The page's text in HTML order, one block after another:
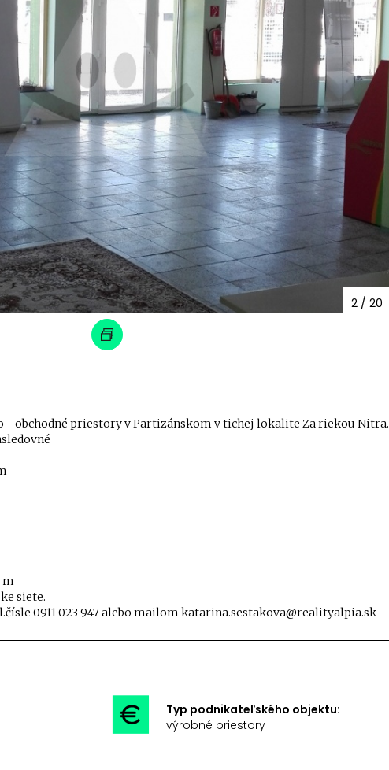
2/ 20
- obchodné priestory v Partizánskom v tichej lokalite Za riekou Nitra.
m
siete.
0911 023 947 alebo mailom katarina.sestakova@realityalpia.sk
Typ podnikateľského objektu:
výrobné priestory